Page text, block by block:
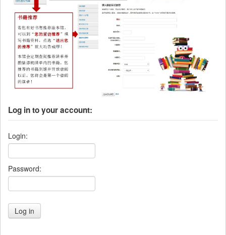
Log in to your account:
Login:
Password: